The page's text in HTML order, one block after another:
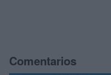
Comentarios